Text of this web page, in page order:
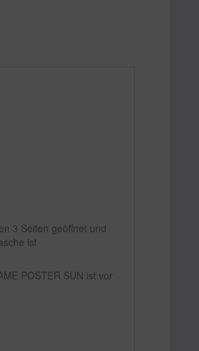
3 Seiten geöffnet und
ist
POSTER SUN ist vor